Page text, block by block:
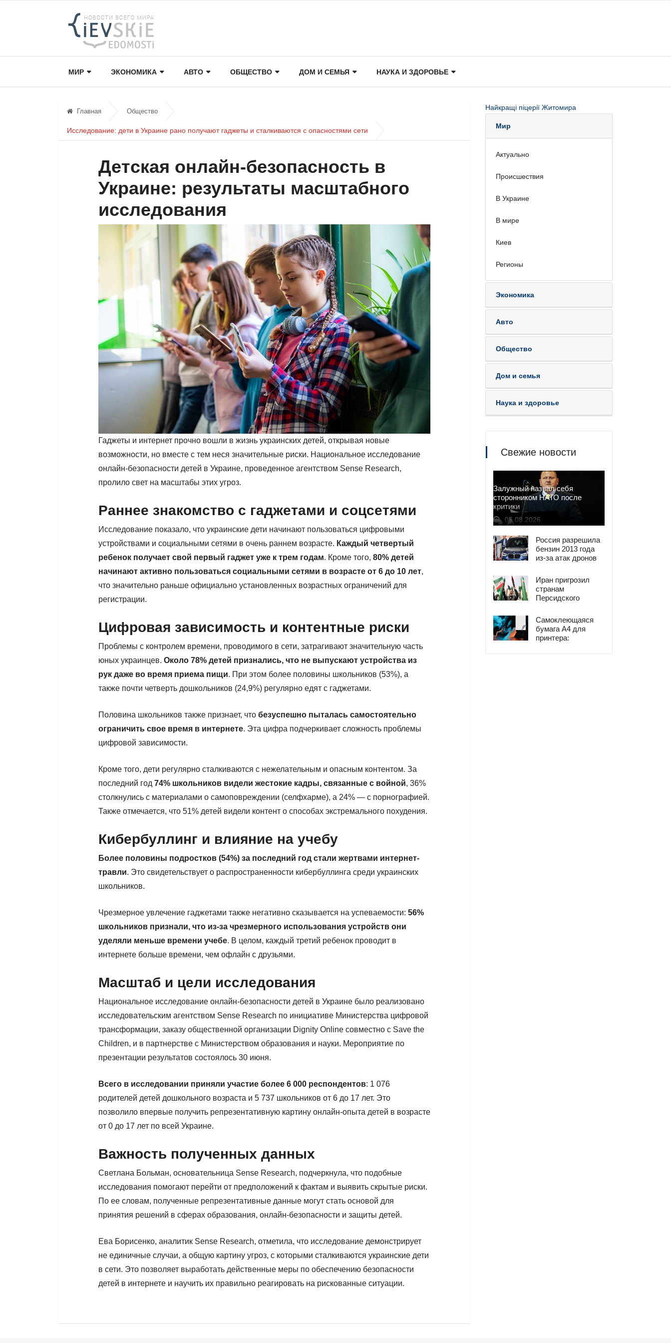
МИР ЭКОНОМИКА АВТО ОБЩЕСТВО ДОМ И СЕМЬЯ НАУКА И ЗДОРОВЬЕ
Главная Общество
Исследование: дети в Украине рано получают гаджеты и сталкиваются с опасностями сети
Детская онлайн-безопасность в
Украине: результаты масштабного
исследования
Гаджеты и интернет прочно вошли в жизнь украинских детей, открывая новые
возможности, но вместе с тем неся значительные риски. Национальное исследование
онлайн-безопасности детей в Украине, проведенное агентством Sense Research,
пролило свет на масштабы этих угроз.
Раннее знакомство с гаджетами и соцсетями
Исследование показало, что украинские дети начинают пользоваться цифровыми
устройствами и социальными сетями в очень раннем возрасте. Каждый четвертый
ребенок получает свой первый гаджет уже к трем годам. Кроме того, 80% детей
начинают активно пользоваться социальными сетями в возрасте от 6 до 10 лет,
что значительно раньше официально установленных возрастных ограничений для
регистрации.
Цифровая зависимость и контентные риски
Проблемы с контролем времени, проводимого в сети, затрагивают значительную часть
юных украинцев. Около 78% детей признались, что не выпускают устройства из
рук даже во время приема пищи. При этом более половины школьников (53%), а
также почти четверть дошкольников (24,9%) регулярно едят с гаджетами.
Половина школьников также признает, что безуспешно пыталась самостоятельно
ограничить свое время в интернете. Эта цифра подчеркивает сложность проблемы
цифровой зависимости.
Кроме того, дети регулярно сталкиваются с нежелательным и опасным контентом. За
последний год 74% школьников видели жестокие кадры, связанные с войной, 36%
столкнулись с материалами о самоповреждении (селфхарме), а 24% — с порнографией.
Также отмечается, что 51% детей видели контент о способах экстремального похудения.
Кибербуллинг и влияние на учебу
Более половины подростков (54%) за последний год стали жертвами интернет-
травли. Это свидетельствует о распространенности кибербуллинга среди украинских
школьников.
Чрезмерное увлечение гаджетами также негативно сказывается на успеваемости: 56%
школьников признали, что из-за чрезмерного использования устройств они
уделяли меньше времени учебе. В целом, каждый третий ребенок проводит в
интернете больше времени, чем офлайн с друзьями.
Масштаб и цели исследования
Национальное исследование онлайн-безопасности детей в Украине было реализовано
исследовательским агентством Sense Research по инициативе Министерства цифровой
трансформации, заказу общественной организации Dignity Online совместно с Save the
Children, и в партнерстве с Министерством образования и науки. Мероприятие по
презентации результатов состоялось 30 июня.
Всего в исследовании приняли участие более 6 000 респондентов: 1 076
родителей детей дошкольного возраста и 5 737 школьников от 6 до 17 лет. Это
позволило впервые получить репрезентативную картину онлайн-опыта детей в возрасте
от 0 до 17 лет по всей Украине.
Важность полученных данных
Светлана Больман, основательница Sense Research, подчеркнула, что подобные
исследования помогают перейти от предположений к фактам и выявить скрытые риски.
По ее словам, полученные репрезентативные данные могут стать основой для
принятия решений в сферах образования, онлайн-безопасности и защиты детей.
Ева Борисенко, аналитик Sense Research, отметила, что исследование демонстрирует
не единичные случаи, а общую картину угроз, с которыми сталкиваются украинские дети
в сети. Это позволяет выработать действенные меры по обеспечению безопасности
детей в интернете и научить их правильно реагировать на рискованные ситуации.
Найкращі піцерії Житомира
Мир
Актуально
Происшествия
В Украине
В мире
Киев
Регионы
Экономика
Авто
Общество
Дом и семья
Наука и здоровье
Свежие новости
Залужный назвал себя
сторонником НАТО после
критики
05.08.2026
Россия разрешила
бензин 2013 года
из-за атак дронов
Иран пригрозил
странам
Персидского
ответ на атаки
США
Самоклеющаяся
бумага А4 для
принтера: